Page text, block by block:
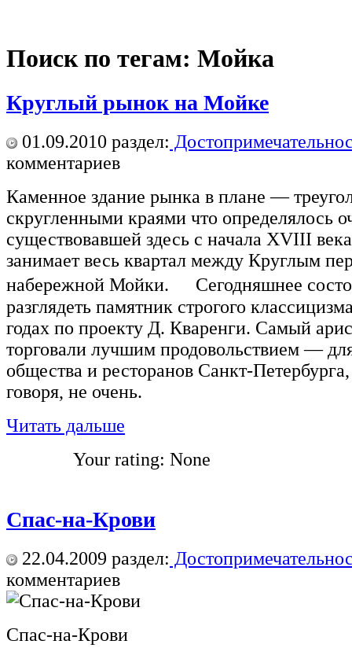
Поиск по тегам: Мойка
Круглый рынок на Мойке
01.09.2010 раздел:
комментариев
Каменное здание рынка в плане —
скругленными краями что определялось
существовавшей здесь с начала XVIII
занимает весь квартал между Круглым
набережной Мойки. Сегодняшнее
разглядеть памятник строгого
годах по проекту Д. Кваренги. Самый
торговали лучшим продовольствием —
общества и ресторанов Санкт-
говоря, не очень.
Читать дальше
Your rating: None
Спас-на-Крови
22.04.2009 раздел:
комментариев
Спас-на-Крови